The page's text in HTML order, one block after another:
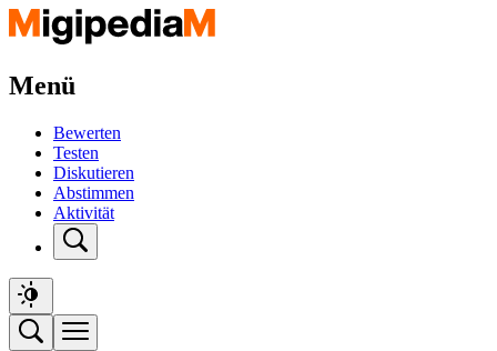
Menü
Bewerten
Testen
Diskutieren
Abstimmen
Aktivität